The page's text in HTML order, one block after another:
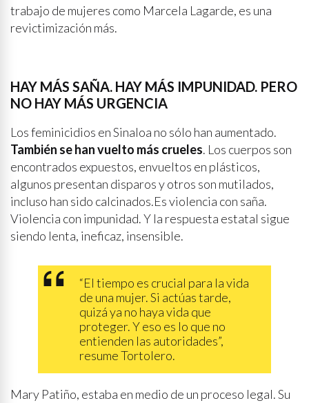
trabajo de mujeres como Marcela Lagarde, es una
revictimización más.
HAY MÁS SAÑA. HAY MÁS IMPUNIDAD. PERO
NO HAY MÁS URGENCIA
Los feminicidios en Sinaloa no sólo han aumentado.
También se han vuelto más crueles. Los cuerpos son
encontrados expuestos, envueltos en plásticos,
algunos presentan disparos y otros son mutilados,
incluso han sido calcinados.Es violencia con saña.
Violencia con impunidad. Y la respuesta estatal sigue
siendo lenta, ineficaz, insensible.
“El tiempo es crucial para la vida
de una mujer. Si actúas tarde,
quizá ya no haya vida que
proteger. Y eso es lo que no
entienden las autoridades”,
resume Tortolero.
Mary Patiño, estaba en medio de un proceso legal. Su